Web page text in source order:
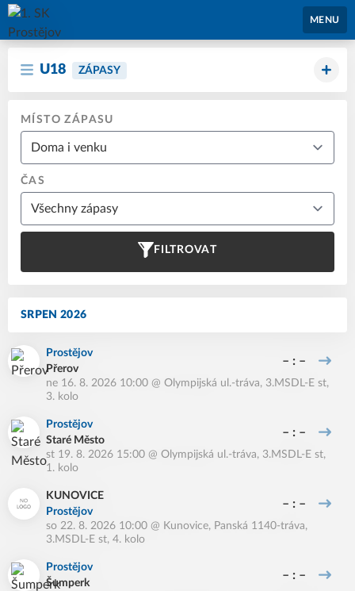
1. SK Prostějov
MENU
U18 ZÁPASY
MÍSTO ZÁPASU
ČAS
FILTROVAT
SRPEN 2026
Prostějov
Přerov
– : –
ne 16. 8. 2026 10:00 @ Olympijská ul.-tráva, 3.MSDL-E st,
3. kolo
Prostějov
Staré Město
– : –
st 19. 8. 2026 15:00 @ Olympijská ul.-tráva, 3.MSDL-E st,
1. kolo
KUNOVICE
Prostějov
– : –
so 22. 8. 2026 10:00 @ Kunovice, Panská 1140-tráva,
3.MSDL-E st, 4. kolo
Prostějov
Šumperk
– : –